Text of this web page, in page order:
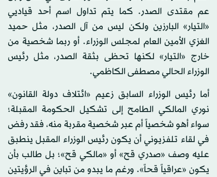
عم مقتدى الصدر. كما يتم تداول اسم أحد قياديي
«التيار» البارزين ولكن ليس من آل الصدر، مثل حميد
الغزي الأمين العام لمجلس الوزراء. أو ربما شخصية من
خارج «التيار» لكنها تحظى بثقة الصدر، مثل رئيس
الوزراء الحالي مصطفى الكاظمي.
أما رئيس الوزراء السابق زعيم «ائتلاف دولة القانون»
نوري المالكي الطامح إلى تشكيل الحكومة المقبلة؛
سواء أهو شخصياً أم عبر شخصية مقربة منه، فقد رفض
في لقاء تلفزيوني أن يكون رئيس الوزراء المقبل ينطبق
عليه وصف «صدري قح» أو «مالكي قح»؛ بل طالب بأن
يكون «عراقياً قحاً». ورغم ما يبدو من تباين في الرؤيتين